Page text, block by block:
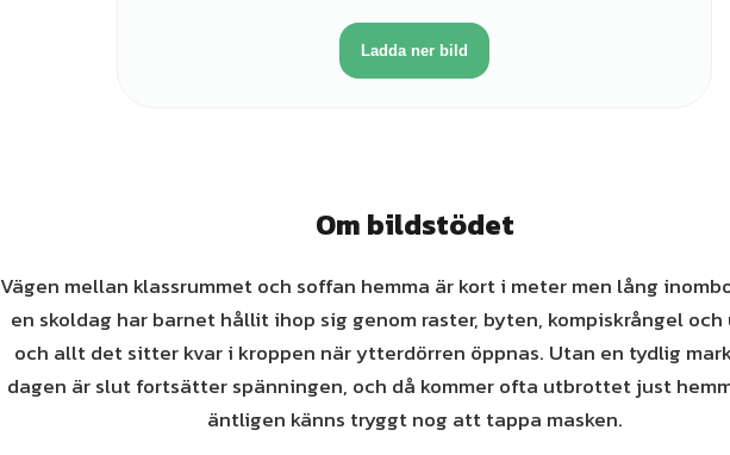
Ladda ner bild
Om bildstödet
Vägen mellan klassrummet och soffan hemma är kort i meter men lång
en skoldag har barnet hållit ihop sig genom raster, byten, kompiskrångel
och allt det sitter kvar i kroppen när ytterdörren öppnas. Utan en tydlig
dagen är slut fortsätter spänningen, och då kommer ofta utbrottet just
äntligen känns tryggt nog att tappa masken.